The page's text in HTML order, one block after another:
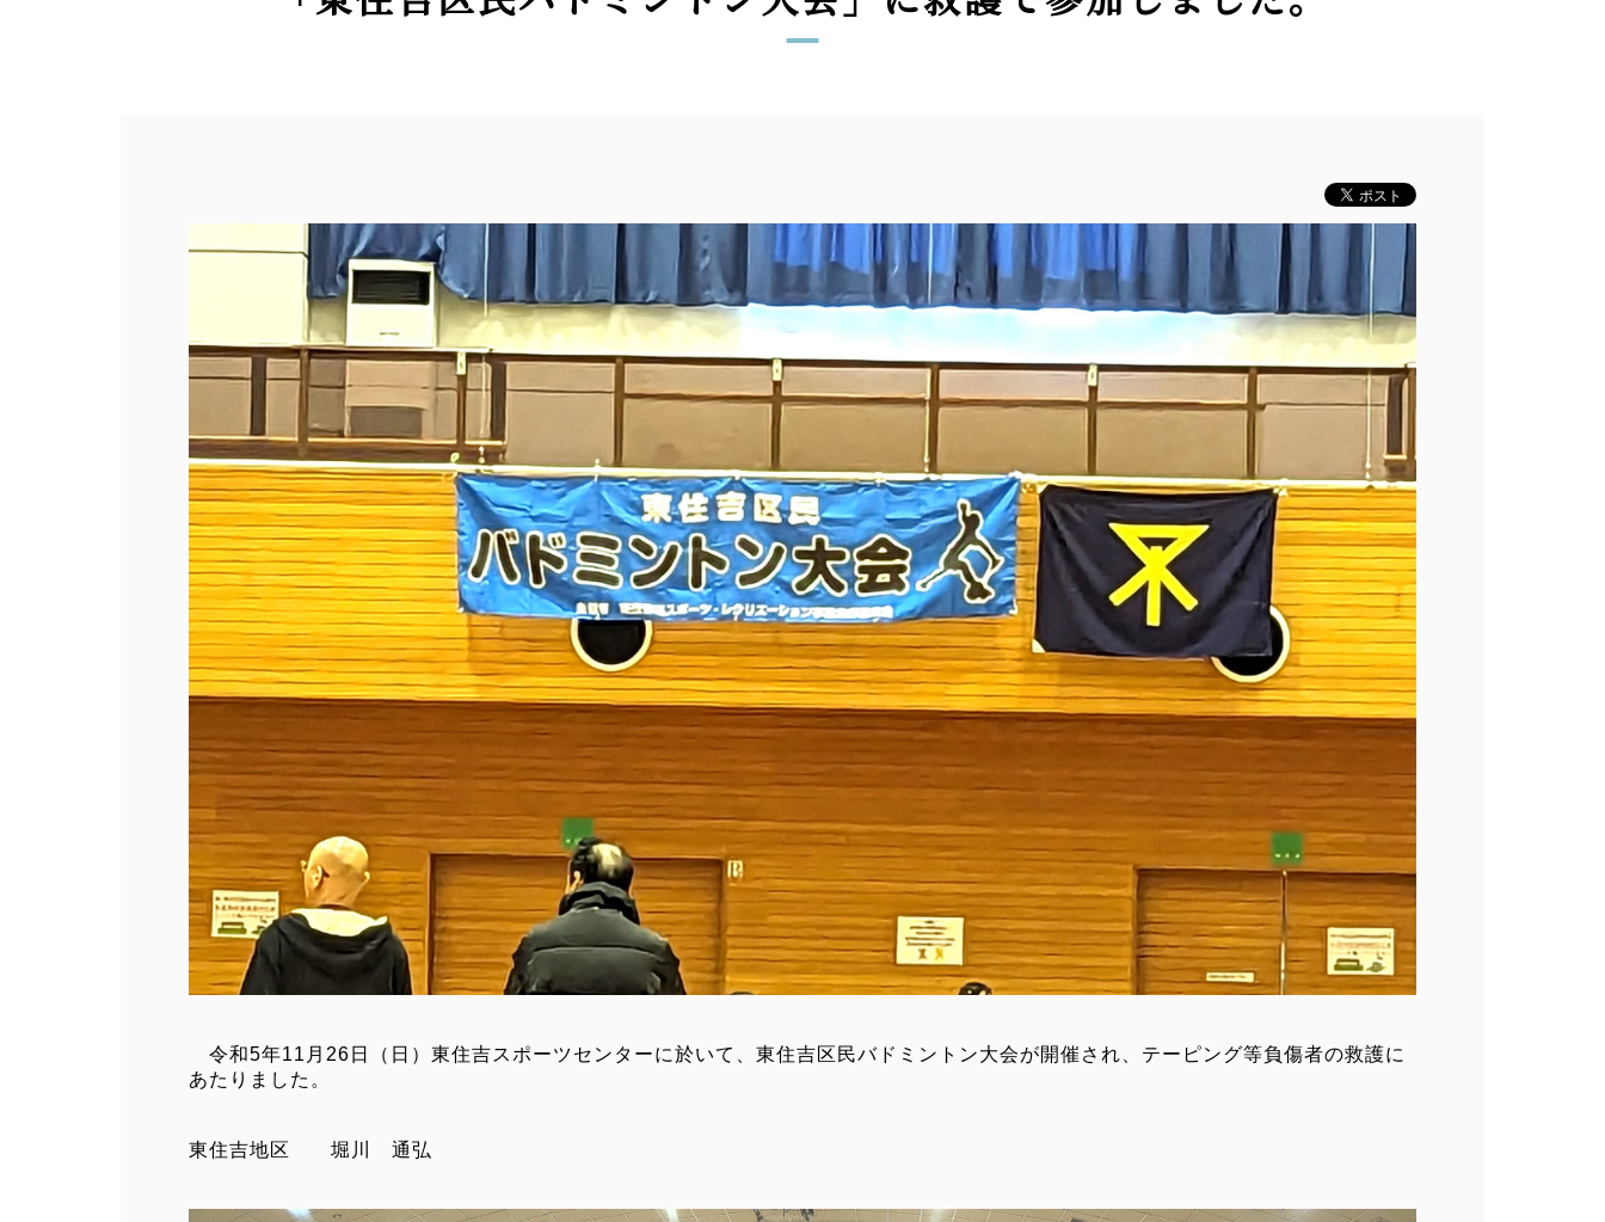
令和5年11月26日（日）東住吉スポーツセンターに於いて、東住吉区民バドミントン大会が開催され、テーピング等負傷者の救護に
あたりました。
東住吉地区 堀川 通弘